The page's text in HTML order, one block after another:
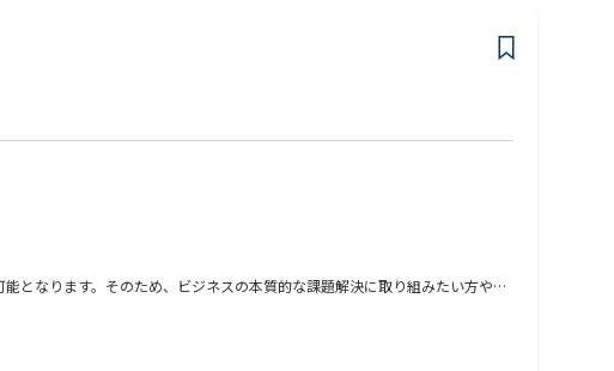
となります。そのため、ビジネスの本質的な課題解決に取り組みたい方や、